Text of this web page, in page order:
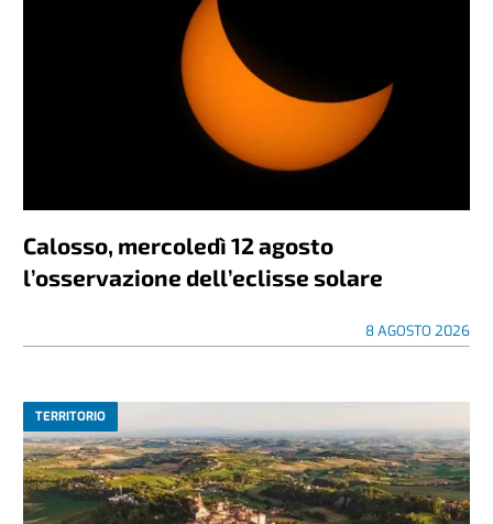
Calosso, mercoledì 12 agosto
l’osservazione dell’eclisse solare
8 AGOSTO 2026
TERRITORIO